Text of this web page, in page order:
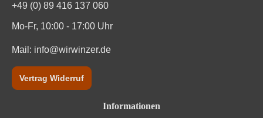
+49 (0) 89 416 137 060
Mo-Fr, 10:00 - 17:00 Uhr
Mail: info@wirwinzer.de
Vertrag Widerruf
Informationen